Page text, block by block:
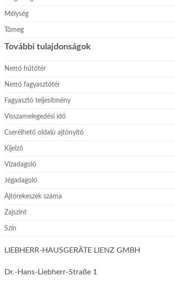
Mélység
Tömeg
További tulajdonságok
Nettó hűtőtér
Nettó fagyasztótér
Fagyasztó teljesítmény
Visszamelegedési idő
Cserélhető oldalú ajtónyitó
Kijelző
Vízadagoló
Jégadagoló
Ajtórekeszek száma
Zajszint
Szín
LIEBHERR-HAUSGERÄTE LIENZ GMBH
Dr.-Hans-Liebherr-Straße 1